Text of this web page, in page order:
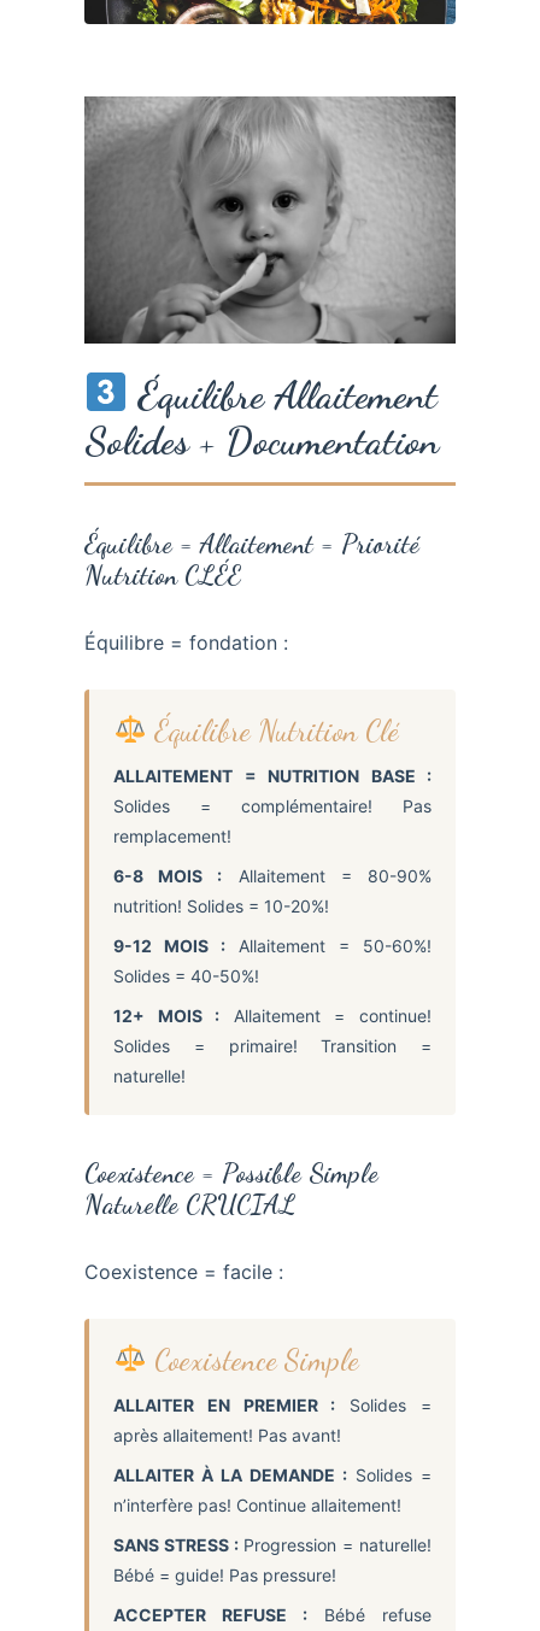
Équilibre Allaitement
Solides + Documentation
Équilibre = Allaitement = Priorité
Nutrition CLÉE
Équilibre = fondation :
Équilibre Nutrition Clé
ALLAITEMENT = NUTRITION BASE :
Solides = complémentaire! Pas
remplacement!
6-8 MOIS : Allaitement = 80-90%
nutrition! Solides = 10-20%!
9-12 MOIS : Allaitement = 50-60%!
Solides = 40-50%!
12+ MOIS : Allaitement = continue!
Solides = primaire! Transition =
naturelle!
Coexistence = Possible Simple
Naturelle CRUCIAL
Coexistence = facile :
Coexistence Simple
ALLAITER EN PREMIER : Solides =
après allaitement! Pas avant!
ALLAITER À LA DEMANDE : Solides =
n’interfère pas! Continue allaitement!
SANS STRESS :Progression = naturelle!
Bébé = guide! Pas pressure!
ACCEPTER REFUSE : Bébé refuse